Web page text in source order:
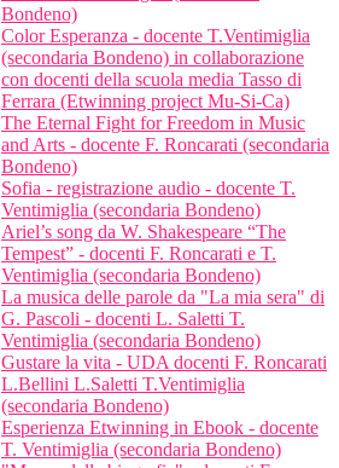
Bondeno)
Color Esperanza - docente T.Ventimiglia
(secondaria Bondeno) in collaborazione
con docenti della scuola media Tasso di
Ferrara (Etwinning project Mu-Si-Ca)
The Eternal Fight for Freedom in Music
and Arts - docente F. Roncarati (secondaria
Bondeno)
Sofia - registrazione audio - docente T.
Ventimiglia (secondaria Bondeno)
Ariel’s song da W. Shakespeare “The
Tempest” - docenti F. Roncarati e T.
Ventimiglia (secondaria Bondeno)
La musica delle parole da "La mia sera" di
G. Pascoli - docenti L. Saletti T.
Ventimiglia (secondaria Bondeno)
Gustare la vita - UDA docenti F. Roncarati
L.Bellini L.Saletti T.Ventimiglia
(secondaria Bondeno)
Esperienza Etwinning in Ebook - docente
T. Ventimiglia (secondaria Bondeno)